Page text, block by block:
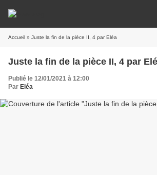
Accueil » Juste la fin de la pièce II, 4 par Eléa
Juste la fin de la pièce II, 4 par
Publié le 12/01/2021 à 12:00
Par Eléa